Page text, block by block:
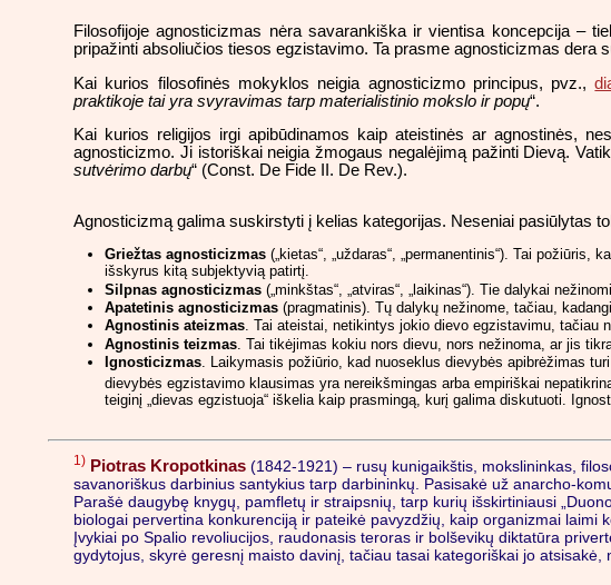
Filosofijoje agnosticizmas nėra savarankiška ir vientisa koncepcija –
pripažinti absoliučios tiesos egzistavimo. Ta prasme agnosticizmas dera
Kai kurios filosofinės mokyklos neigia agnosticizmo principus, pvz.,
praktikoje tai yra svyravimas tarp materialistinio mokslo ir popų“.
Kai kurios religijos irgi apibūdinamos kaip ateistinės ar agnostinės,
agnosticizmo. Ji istoriškai neigia žmogaus negalėjimą pažinti Dievą.
sutvėrimo darbų“ (Const. De Fide II. De Rev.).
Agnosticizmą galima suskirstyti į kelias kategorijas. Neseniai pasiūlytas
Griežtas agnosticizmas („kietas“, „uždaras“, „permanentinis“). Tai
išskyrus kitą subjektyvią patirtį.
Silpnas agnosticizmas („minkštas“, „atviras“, „laikinas“). Tie dalykai
Apatetinis agnosticizmas (pragmatinis). Tų dalykų nežinome, tačiau,
Agnostinis ateizmas. Tai ateistai, netikintys jokio dievo egzistavimu, tačiau
Agnostinis teizmas . Tai tikėjimas kokiu nors dievu, nors nežinoma, ar jis
Ignosticizmas . Laikymasis požiūrio, kad nuoseklus dievybės apibrėžimas
dievybės egzistavimo klausimas yra nereikšmingas arba empiriškai
teiginį „dievas egzistuoja“ iškelia kaip prasmingą, kurį galima diskutuoti.
1) Piotras Kropotkinas (1842-1921) – rusų kunigaikštis, mokslininkas,
savanoriškus darbinius santykius tarp darbininkų. Pasisakė už anarcho-
Parašė daugybę knygų, pamfletų ir straipsnių, tarp kurių išskirtiniausi
biologai pervertina konkurenciją ir pateikė pavyzdžių, kaip organizmai laimi
Įvykiai po Spalio revoliucijos, raudonasis teroras ir bolševikų diktatūra
gydytojus, skyrė geresnį maisto davinį, tačiau tasai kategoriškai jo